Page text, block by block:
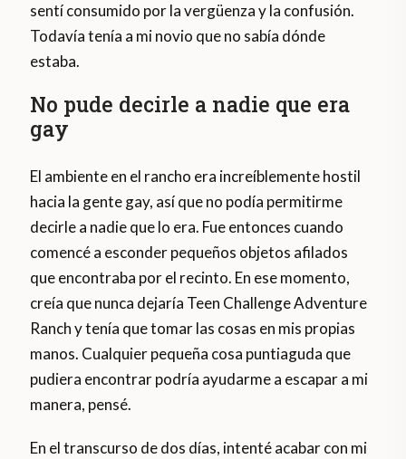
sentí consumido por la vergüenza y la confusión.
Todavía tenía a mi novio que no sabía dónde
estaba.
No pude decirle a nadie que era
gay
El ambiente en el rancho era increíblemente hostil
hacia la gente gay, así que no podía permitirme
decirle a nadie que lo era. Fue entonces cuando
comencé a esconder pequeños objetos afilados
que encontraba por el recinto. En ese momento,
creía que nunca dejaría Teen Challenge Adventure
Ranch y tenía que tomar las cosas en mis propias
manos. Cualquier pequeña cosa puntiaguda que
pudiera encontrar podría ayudarme a escapar a mi
manera, pensé.
En el transcurso de dos días, intenté acabar con mi